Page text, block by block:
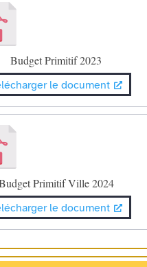
Budget Primitif 2023
le document
Primitif Ville 2024
le document